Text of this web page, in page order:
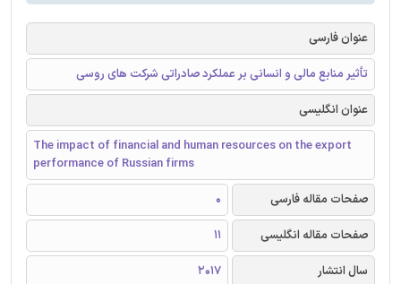
عنوان فارسی
تأثیر منابع مالی و انسانی بر عملکرد صادراتی شرکت های روسی
عنوان انگلیسی
The impact of financial and human resources on the export
performance of Russian firms
صفحات مقاله فارسی
0
صفحات مقاله انگلیسی
11
سال انتشار
2017